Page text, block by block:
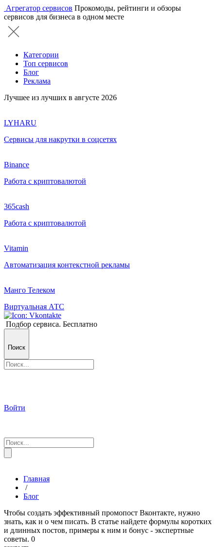
Агрегатор сервисов Прокомоды, рейтинги и обзоры
сервисов для бизнеса в одном месте
Категории
Топ сервисов
Блог
Реклама
Лучшее из лучших в августе 2026
LYHARU
Сервисы для накрутки в соцсетях
Binance
Работа с криптовалютой
365cash
Работа с криптовалютой
Vitamin
Автоматизация контекстной рекламы
Манго Телеком
Виртуальная АТС
Подбор сервиса. Бесплатно
Поиск
Войти
Главная
/
Блог
Чтобы создать эффективный промопост Вконтакте, нужно
знать, как и о чем писать. В статье найдете формулы коротких
и длинных постов, примеры к ним и бонус - экспертные
советы. 0